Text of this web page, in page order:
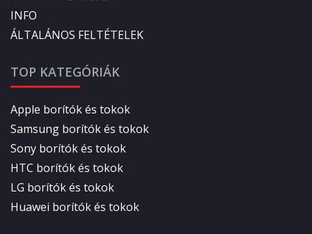
INFO
ÁLTALÁNOS FELTÉTELEK
TOP KATEGÓRIÁK
Apple borítók és tokok
Samsung borítók és tokok
Sony borítók és tokok
HTC borítók és tokok
LG borítók és tokok
Huawei borítók és tokok